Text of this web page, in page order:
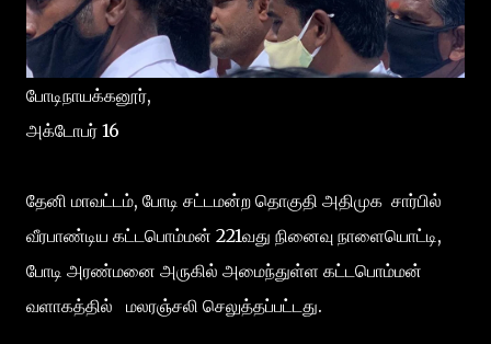
போடிநாயக்கனூர்,
அக்டோபர் 16
தேனி மாவட்டம், போடி சட்டமன்ற தொகுதி அதிமுக சார்பில்
வீரபாண்டிய கட்டபொம்மன் 221வது நினைவு நாளையொட்டி,
போடி அரண்மனை அருகில் அமைந்துள்ள கட்டபொம்மன்
வளாகத்தில் மலரஞ்சலி செலுத்தப்பட்டது.